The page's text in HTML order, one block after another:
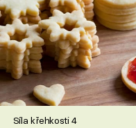
Síla křehkosti 4